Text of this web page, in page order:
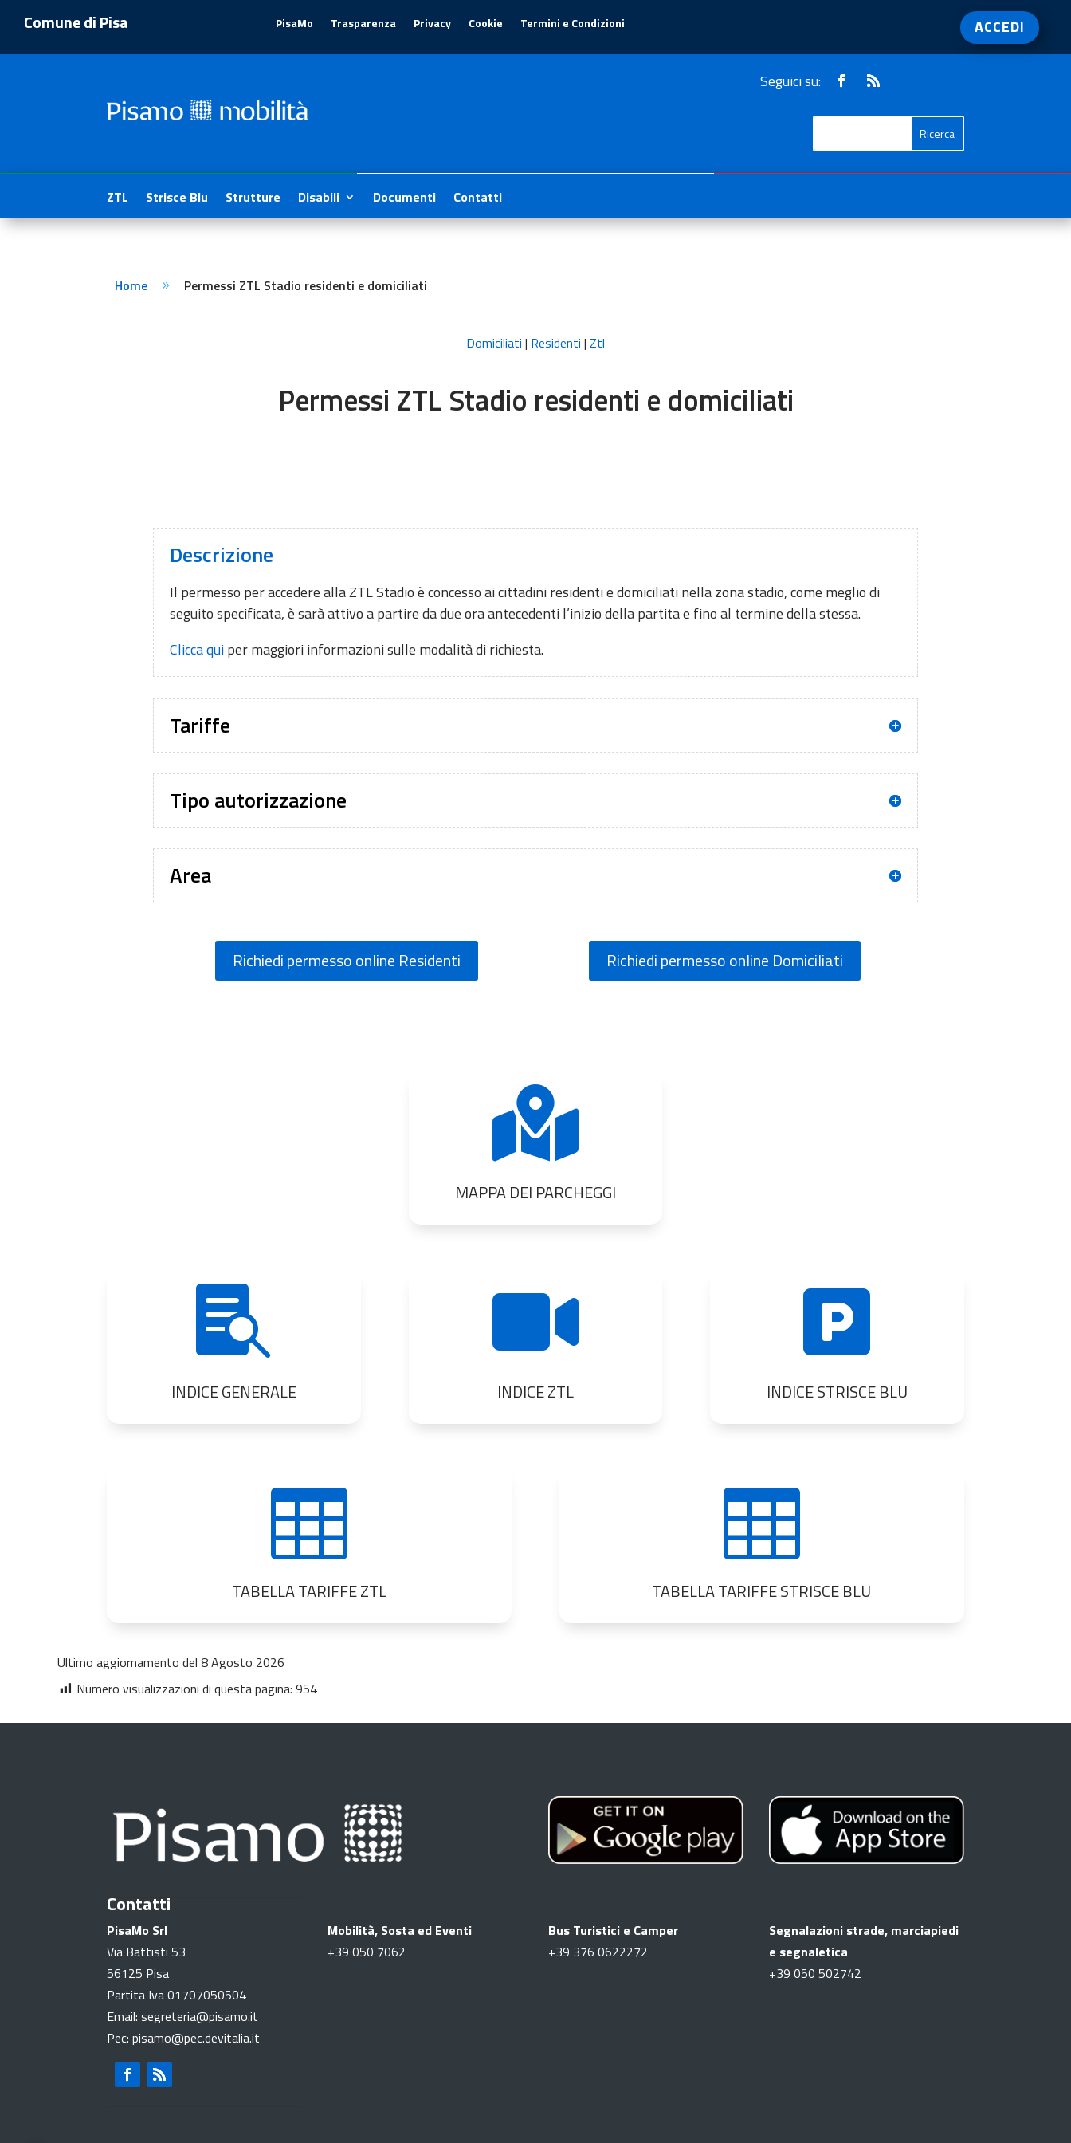
Comune di Pisa PisaMo Trasparenza Privacy Cookie Termini e Condizioni ACCEDI
Seguici su:
1 1 1
ZTL Strisce Blu Strutture Disabili Documenti Contatti
Home 9 Permessi ZTL Stadio residenti e domiciliati
Domiciliati | Residenti | Ztl
Permessi ZTL Stadio residenti e domiciliati
Descrizione
Il permesso per accedere alla ZTL Stadio è concesso ai cittadini residenti e domiciliati nella zona stadio, come meglio di
seguito specificata, è sarà attivo a partire da due ora antecedenti l’inizio della partita e fino al termine della stessa.
Clicca quiper maggiori informazioni sulle modalità di richiesta.
Tariffe
Tipo autorizzazione
Area
Richiedi permesso online Residenti Richiedi permesso online Domiciliati

MAPPA DEI PARCHEGGI

INDICE GENERALE

INDICE ZTL

INDICE STRISCE BLU

TABELLA TARIFFE ZTL

TABELLA TARIFFE STRISCE BLU
Ultimo aggiornamento del 8 Agosto 2026
Numero visualizzazioni di questa pagina: 954
Contatti
PisaMo Srl
Via Battisti 53
56125 Pisa
Partita Iva 01707050504
Email: segreteria@pisamo.it
Pec: pisamo@pec.devitalia.it
Mobilità, Sosta ed Eventi
+39050 7062
Bus Turistici e Camper
+39 376 0622272
Segnalazioni strade, marciapiedi
e segnaletica
+39 050 502742